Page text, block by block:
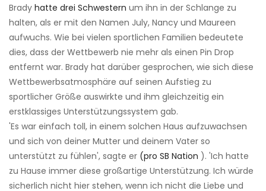
Brady hatte drei Schwestern um ihn in der Schlange zu
halten, als er mit den Namen July, Nancy und Maureen
aufwuchs. Wie bei vielen sportlichen Familien bedeutete
dies, dass der Wettbewerb nie mehr als einen Pin Drop
entfernt war. Brady hat darüber gesprochen, wie sich diese
Wettbewerbsatmosphäre auf seinen Aufstieg zu
sportlicher Größe auswirkte und ihm gleichzeitig ein
erstklassiges Unterstützungssystem gab.
'Es war einfach toll, in einem solchen Haus aufzuwachsen
und sich von deiner Mutter und deinem Vater so
unterstützt zu fühlen', sagte er (pro SB Nation ). 'Ich hatte
zu Hause immer diese großartige Unterstützung. Ich würde
sicherlich nicht hier stehen, wenn ich nicht die Liebe und